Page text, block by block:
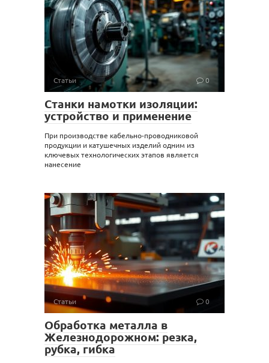
Статьи 0
Станки намотки изоляции:
устройство и применение
При производстве кабельно-проводниковой
продукции и катушечных изделий одним из
ключевых технологических этапов является
нанесение
Статьи 0
Обработка металла в
Железнодорожном: резка,
рубка, гибка